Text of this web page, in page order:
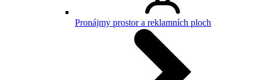
Pronájmy prostor a reklamních ploch